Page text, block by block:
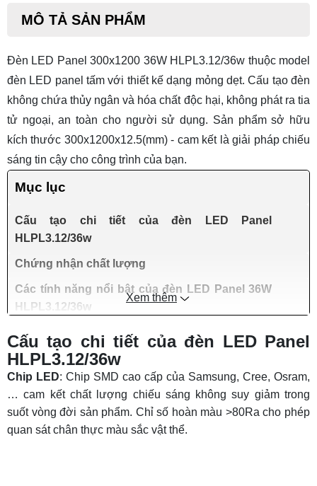
MÔ TẢ SẢN PHẨM
Đèn LED Panel 300x1200 36W HLPL3.12/36w thuộc model
đèn LED panel tấm với thiết kế dạng mỏng dẹt. Cấu tạo đèn
không chứa thủy ngân và hóa chất độc hại, không phát ra tia
tử ngoại, an toàn cho người sử dụng. Sản phẩm sở hữu
kích thước 300x1200x12.5(mm) - cam kết là giải pháp chiếu
sáng tin cậy cho công trình của bạn.
Mục lục
Cấu tạo chi tiết của đèn LED Panel
HLPL3.12/36w
Chứng nhận chất lượng
Các tính năng nổi bật của đèn LED Panel 36W
HLPL3.12/36w
Ứng dụng thực tế
Cam kết về chất lượng sản phẩm và dịch vụ
hậu mãi
Xem thêm
Cấu tạo chi tiết của đèn LED Panel
HLPL3.12/36w
Chip LED: Chip SMD cao cấp của Samsung, Cree, Osram,
… cam kết chất lượng chiếu sáng không suy giảm trong
suốt vòng đời sản phẩm. Chỉ số hoàn màu >80Ra cho phép
quan sát chân thực màu sắc vật thể.